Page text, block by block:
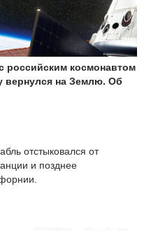
космонавтом
вернулся на Землю. Об
отстыковался от
и позднее